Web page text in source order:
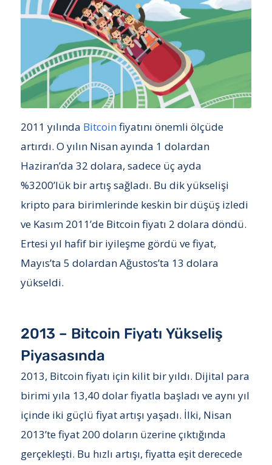
2011 yılında Bitcoinfiyatını önemli ölçüde
artırdı. O yılın Nisan ayında 1 dolardan
Haziran’da 32 dolara, sadece üç ayda
%3200’lük bir artış sağladı. Bu dik yükselişi
kripto para birimlerinde keskin bir düşüş izledi
ve Kasım 2011’de Bitcoin fiyatı 2 dolara döndü.
Ertesi yıl hafif bir iyileşme gördü ve fiyat,
Mayıs’ta 5 dolardan Ağustos’ta 13 dolara
yükseldi.
2013 – Bitcoin Fiyatı Yükseliş
Piyasasında
2013, Bitcoin fiyatı için kilit bir yıldı. Dijital para
birimi yıla 13,40 dolar fiyatla başladı ve aynı yıl
içinde iki güçlü fiyat artışı yaşadı. İlki, Nisan
2013’te fiyat 200 doların üzerine çıktığında
gerçekleşti. Bu hızlı artışı, fiyatta eşit derecede